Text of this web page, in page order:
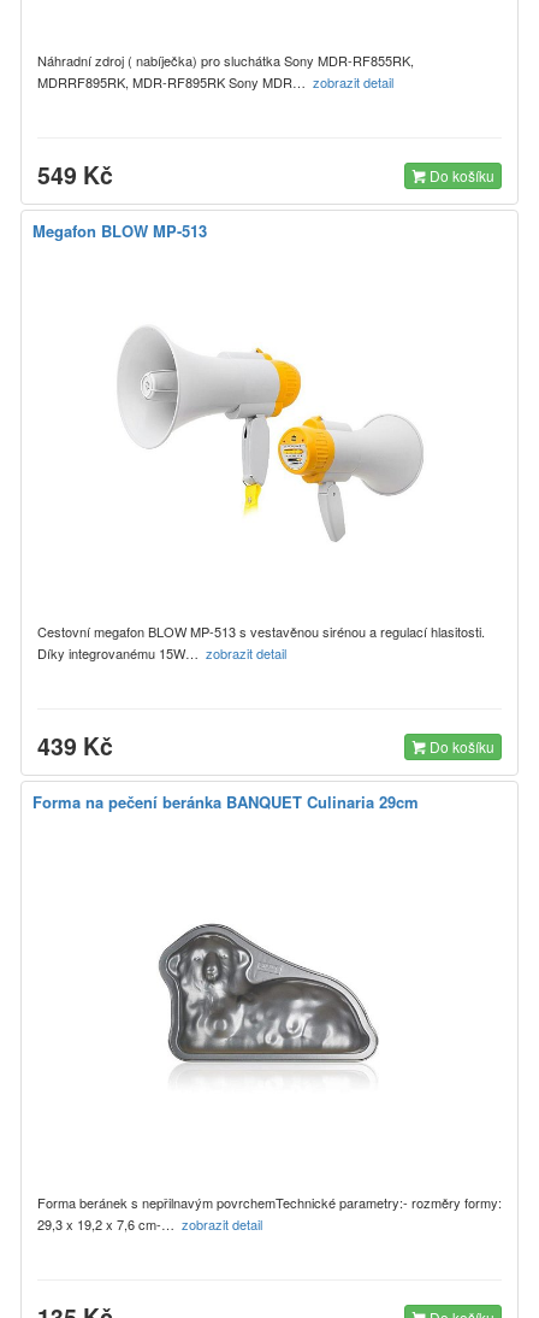
Náhradní zdroj ( nabíječka) pro sluchátka Sony MDR-RF855RK,
MDRRF895RK, MDR-RF895RK Sony MDR… zobrazit detail
549 Kč Do košíku
Megafon BLOW MP-513
Cestovní megafon BLOW MP-513 s vestavěnou sirénou a regulací hlasitosti.
Díky integrovanému 15W… zobrazit detail
439 Kč Do košíku
Forma na pečení beránka BANQUET Culinaria 29cm
Forma beránek s nepřilnavým povrchemTechnické parametry:- rozměry formy:
29,3 x 19,2 x 7,6 cm-… zobrazit detail